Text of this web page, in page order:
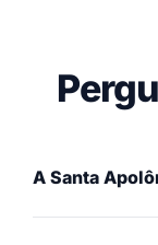
A Santa